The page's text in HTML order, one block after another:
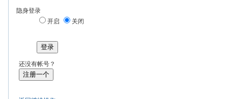
隐身登录
开启
关闭
登录
还没有帐号？
注册一个